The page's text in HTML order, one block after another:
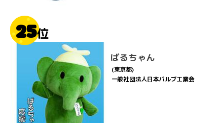
25位
ばるちゃん
(東京都)
一般社団法人日本バルブ工業会